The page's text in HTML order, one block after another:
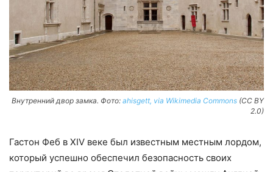
Внутренний двор замка. Фото: ahisgett, via Wikimedia Commons (CC BY
2.0)
Гастон Феб в XIV веке был известным местным лордом,
который успешно обеспечил безопасность своих